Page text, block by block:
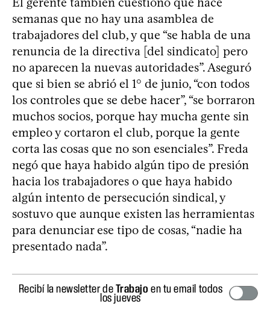
semanas que no hay una asamblea de
trabajadores del club, y que “se habla de una
renuncia de la directiva [del sindicato] pero
no aparecen la nuevas autoridades”. Aseguró
que si bien se abrió el 1° de junio, “con todos
los controles que se debe hacer”, “se borraron
muchos socios, porque hay mucha gente sin
empleo y cortaron el club, porque la gente
corta las cosas que no son esenciales”. Freda
negó que haya habido algún tipo de presión
hacia los trabajadores o que haya habido
algún intento de persecución sindical, y
sostuvo que aunque existen las herramientas
para denunciar ese tipo de cosas, “nadie ha
presentado nada”.
Recibí la newsletter deTrabajo en tu email todos
los jueves